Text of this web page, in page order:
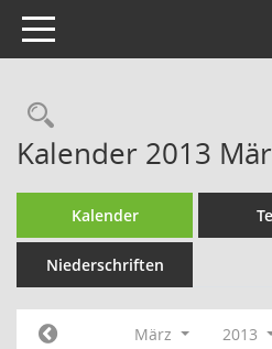
Toggle navigation
Rechercheauswahl
Kalender 2013
Kalender
Niederschriften
März 2013